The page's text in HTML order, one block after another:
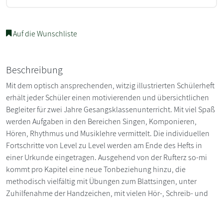
Auf die Wunschliste
Beschreibung
Mit dem optisch ansprechenden, witzig illustrierten Schülerheft
erhält jeder Schüler einen motivierenden und übersichtlichen
Begleiter für zwei Jahre Gesangsklassenunterricht. Mit viel Spaß
werden Aufgaben in den Bereichen Singen, Komponieren,
Hören, Rhythmus und Musiklehre vermittelt. Die individuellen
Fortschritte von Level zu Level werden am Ende des Hefts in
einer Urkunde eingetragen. Ausgehend von der Rufterz so-mi
kommt pro Kapitel eine neue Tonbeziehung hinzu, die
methodisch vielfältig mit Übungen zum Blattsingen, unter
Zuhilfenahme der Handzeichen, mit vielen Hör-, Schreib- und